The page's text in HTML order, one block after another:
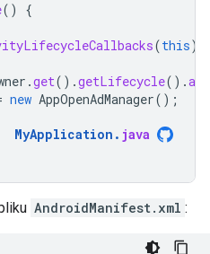
()
{
(this);
.get().getLifecycle().
new AppOpenAdManager();
MyApplication . java
AndroidManifest.xml :